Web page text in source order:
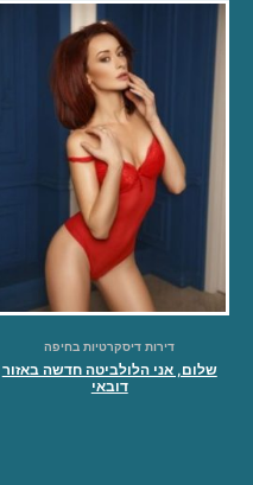
דירות דיסקרטיות בחיפה
שלום, אני הלולביטה חדשה באזור
דובאי